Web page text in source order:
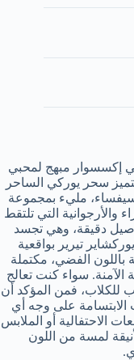
إكسسوار مبهج لمحبي
سحر يوركي الساحر
مليء بمجموعة
والأرجوانية التي تلتقط
دقيقة، وهي تجسد
تيرير بواقعية
الفضي، مكتملة
الآمنة. سواء كنت تعالج
فمن المؤكد أن
الابتسامة على وجه أي
الاحتفالية أو الملابس
لمسة من اللون